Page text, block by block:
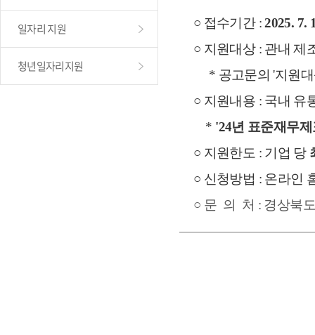
일자리 지원
청년일자리지원
○ 접수기간 : 2025. 7.
○ 지원대상 : 관내 제
* 공고문의 '지
○ 지원내용 : 국내 유
    *
'24년 표준재무
○ 지원한도 : 기업 당
○ 신청방법 : 온라인
○ 문  의  처 : 경상북